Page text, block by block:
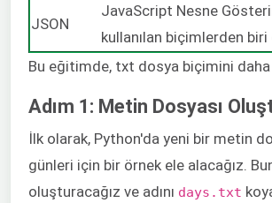
JSON
JavaScript Nesne
kullanılan biçimlerden
Bu eğitimde, txt dosya biçimini daha
Adım 1: Metin Dosyası
İlk olarak, Python'da yeni bir metin
günleri için bir örnek ele alacağız.
oluşturacağız ve adını days.txt